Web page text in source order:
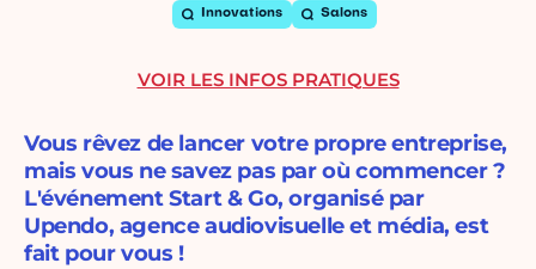
Innovations Salons
Vous rêvez de lancer votre propre entreprise,
mais vous ne savez pas par où commencer ?
L'événement Start & Go, organisé par
Upendo, agence audiovisuelle et média, est
fait pour vous !
VOIR LES INFOS PRATIQUES